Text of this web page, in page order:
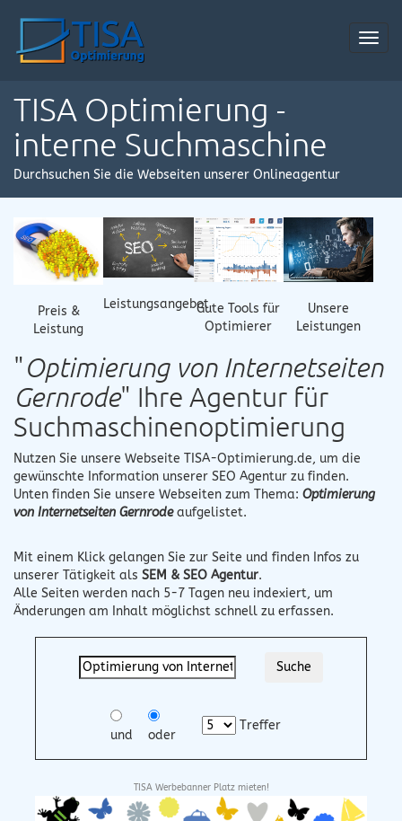
TISA Optimierung -
interne Suchmaschine
Durchsuchen Sie die Webseiten unserer Onlineagentur
Preis &
Leistung
LeistungsangebotGute Tools für
Optimierer
Unsere
Leistungen
"Optimierung von Internetseiten
Gernrode" Ihre Agentur für
Suchmaschinenoptimierung
Nutzen Sie unsere Webseite TISA-Optimierung.de, um die
gewünschte Information unserer SEO Agentur zu finden.
Unten finden Sie unsere Webseiten zum Thema: Optimierung
von Internetseiten Gernrodeaufgelistet.
Mit einem Klick gelangen Sie zur Seite und finden Infos zu
unserer Tätigkeit als SEM & SEO Agentur.
Alle Seiten werden nach 5-7 Tagen neu indexiert, um
Änderungen am Inhalt möglichst schnell zu erfassen.
und oder
Treffer
TISA Werbebanner Platz mieten!